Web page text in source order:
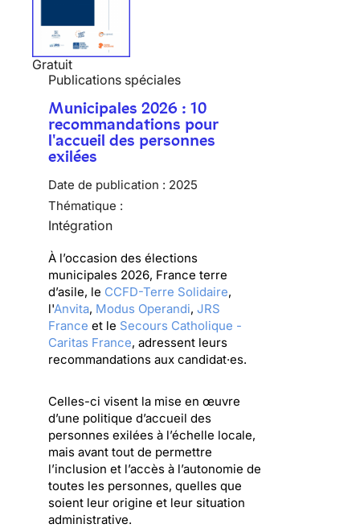
Gratuit
Publications spéciales
Municipales 2026 : 10
recommandations pour
l'accueil des personnes
exilées
Date de publication : 2025
Thématique :
Intégration
À l’occasion des élections
municipales 2026, France terre
d’asile, le CCFD-Terre Solidaire,
l'Anvita, Modus Operandi, JRS
France et le Secours Catholique -
Caritas France, adressent leurs
recommandations aux candidat·es.
Celles-ci visent la mise en œuvre
d’une politique d’accueil des
personnes exilées à l’échelle locale,
mais avant tout de permettre
l’inclusion et l’accès à l’autonomie de
toutes les personnes, quelles que
soient leur origine et leur situation
administrative.